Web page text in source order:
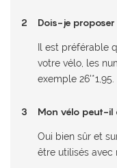
2 Dois-je proposer
Il est préférable
votre vélo, les
exemple 26'*1,95.
3 Mon vélo peut-il
Oui bien sûr et
être utilisés avec